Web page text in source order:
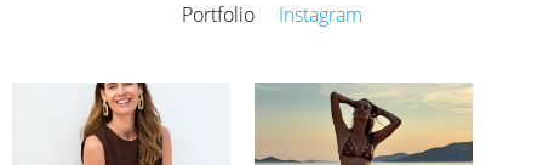
Portfolio Instagram